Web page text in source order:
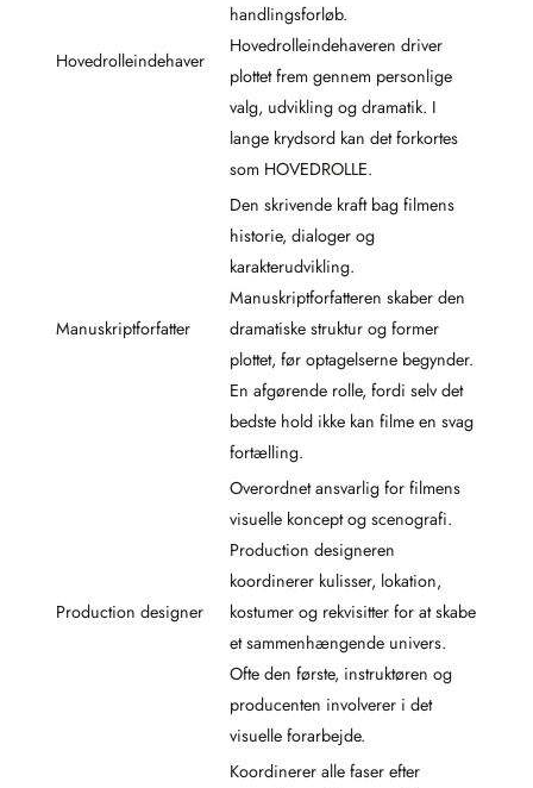
Hovedrolleindehaver
handlingsforløb.
Hovedrolleindehaveren driver
plottet frem gennem personlige
valg, udvikling og dramatik. I
lange krydsord kan det forkortes
som HOVEDROLLE.
Manuskriptforfatter
Den skrivende kraft bag filmens
historie, dialoger og
karakterudvikling.
Manuskriptforfatteren skaber den
dramatiske struktur og former
plottet, før optagelserne begynder.
En afgørende rolle, fordi selv det
bedste hold ikke kan filme en svag
fortælling.
Production designer
Overordnet ansvarlig for filmens
visuelle koncept og scenografi.
Production designeren
koordinerer kulisser, lokation,
kostumer og rekvisitter for at skabe
et sammenhængende univers.
Ofte den første, instruktøren og
producenten involverer i det
visuelle forarbejde.
Koordinerer alle faser efter